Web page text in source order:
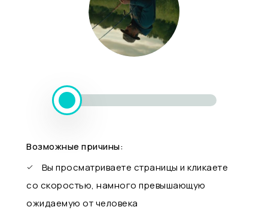
Возможные причины:
Вы просматриваете страницы и кликаете
со скоростью, намного превышающую
ожидаемую от человека